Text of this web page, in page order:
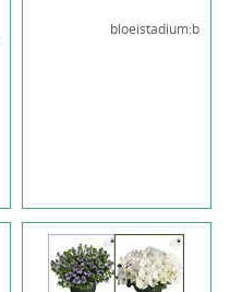
bloeistadium:b